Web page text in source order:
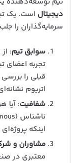
دیجیتال است. یک
سرمایه‌گذاران را
سوابق تیم:
تجربه اعضای
قبلی را
اتریوم
شفافیت:
اینکه
مشاوران و
معتبری در